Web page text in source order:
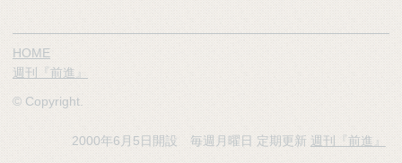
HOME
週刊『前進』
© Copyright.
2000年6月5日開設 毎週月曜日 定期更新 週刊『前進』